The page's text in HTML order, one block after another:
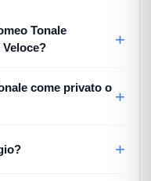
Tonale
Veloce?
come privato o